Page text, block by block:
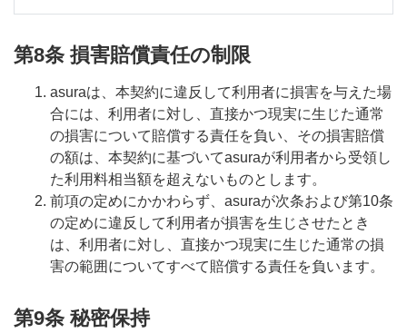
第8条 損害賠償責任の制限
asuraは、本契約に違反して利用者に損害を与えた場
合には、利用者に対し、直接かつ現実に生じた通常
の損害について賠償する責任を負い、その損害賠償
の額は、本契約に基づいてasuraが利用者から受領し
た利用料相当額を超えないものとします。
前項の定めにかかわらず、asuraが次条および第10条
の定めに違反して利用者が損害を生じさせたとき
は、利用者に対し、直接かつ現実に生じた通常の損
害の範囲についてすべて賠償する責任を負います。
第9条 秘密保持